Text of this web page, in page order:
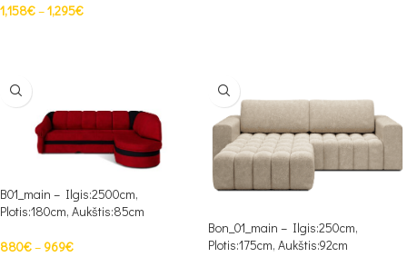
1,158€–1,295€
B01_main – Ilgis:2500cm,
Plotis:180cm, Aukštis:85cm
880€– 969€
Bon_01_main – Ilgis:250cm,
Plotis:175cm, Aukštis:92cm